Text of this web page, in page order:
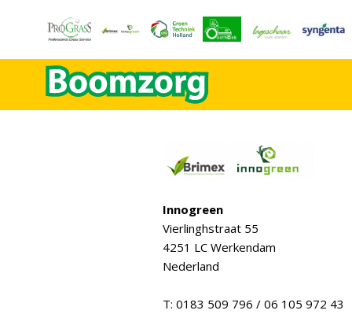
Innogreen
Vierlinghstraat 55
4251 LC Werkendam
Nederland
T: 0183 509 796 / 06 105 972 43